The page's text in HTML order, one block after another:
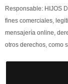
Responsable: HIJOS
fines comerciales,
mensajería online,
otros derechos, como